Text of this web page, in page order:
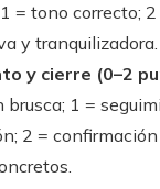
= tono correcto;
y tranquilizadora.
y cierre (0–2
brusca; 1 =
2 =